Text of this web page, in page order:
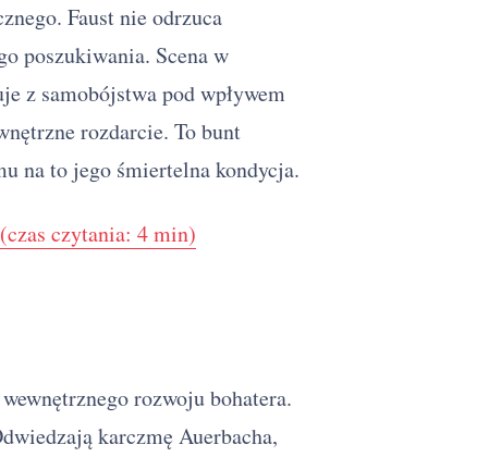
Faust nie odrzuca
poszukiwania. Scena w
z samobójstwa pod wpływem
rozdarcie. To bunt
na to jego śmiertelna kondycja.
czytania: 4 min)
rozwoju bohatera.
karczmę Auerbacha,